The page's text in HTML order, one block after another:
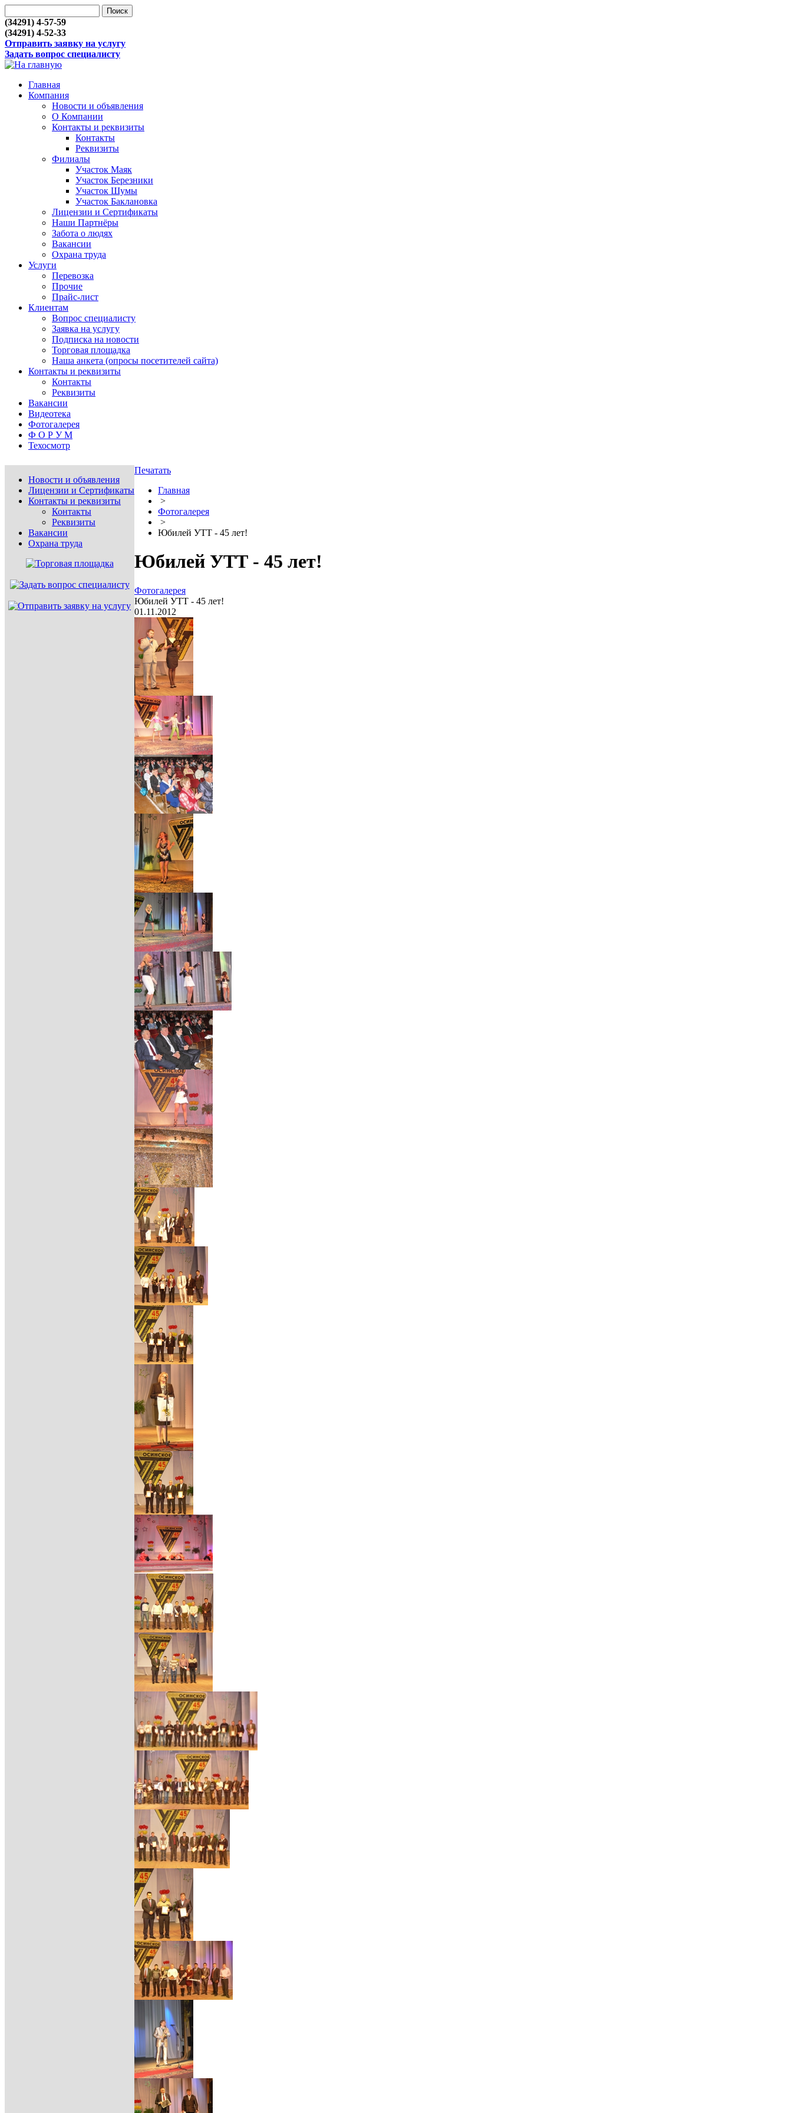
(34291) 4-57-59
(34291) 4-52-33
Отправить заявку на услугу
Задать вопрос специалисту
Главная
Компания
Новости и объявления
О Компании
Контакты и реквизиты
Контакты
Реквизиты
Филиалы
Участок Маяк
Участок Березники
Участок Шумы
Участок Баклановка
Лицензии и Сертификаты
Наши Партнёры
Забота о людях
Вакансии
Охрана труда
Услуги
Перевозка
Прочие
Прайс-лист
Клиентам
Вопрос специалисту
Заявка на услугу
Подписка на новости
Торговая площадка
Наша анкета (опросы посетителей сайта)
Контакты и реквизиты
Контакты
Реквизиты
Вакансии
Видеотека
Фотогалерея
Ф О Р У М
Техосмотр
Новости и объявления
Лицензии и Сертификаты
Контакты и реквизиты
Контакты
Реквизиты
Вакансии
Охрана труда
Печатать
Главная
>
Фотогалерея
>
Юбилей УТТ - 45 лет!
Юбилей УТТ - 45 лет!
Фотогалерея
Юбилей УТТ - 45 лет!
01.11.2012